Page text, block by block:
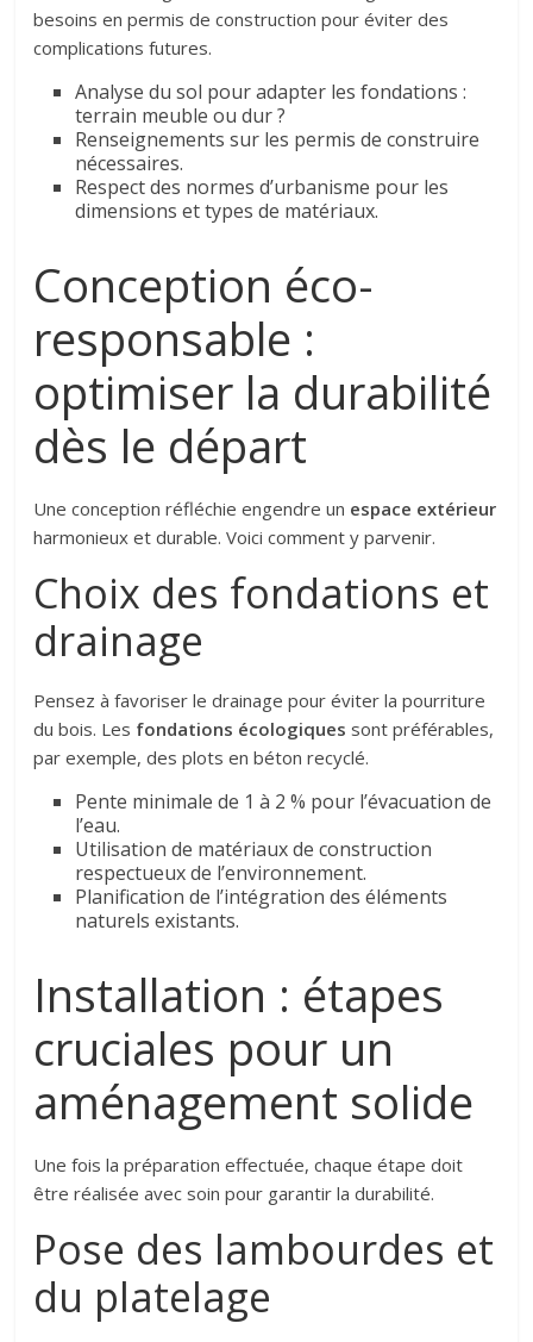
besoins en permis de construction pour éviter des
complications futures.
Analyse du sol pour adapter les fondations :
terrain meuble ou dur ?
Renseignements sur les permis de construire
nécessaires.
Respect des normes d’urbanisme pour les
dimensions et types de matériaux.
Conception éco-
responsable :
optimiser la durabilité
dès le départ
Une conception réfléchie engendre un espace extérieur
harmonieux et durable. Voici comment y parvenir.
Choix des fondations et
drainage
Pensez à favoriser le drainage pour éviter la pourriture
du bois. Les fondations écologiques sont préférables,
par exemple, des plots en béton recyclé.
Pente minimale de 1 à 2 % pour l’évacuation de
l’eau.
Utilisation de matériaux de construction
respectueux de l’environnement.
Planification de l’intégration des éléments
naturels existants.
Installation : étapes
cruciales pour un
aménagement solide
Une fois la préparation effectuée, chaque étape doit
être réalisée avec soin pour garantir la durabilité.
Pose des lambourdes et
du platelage